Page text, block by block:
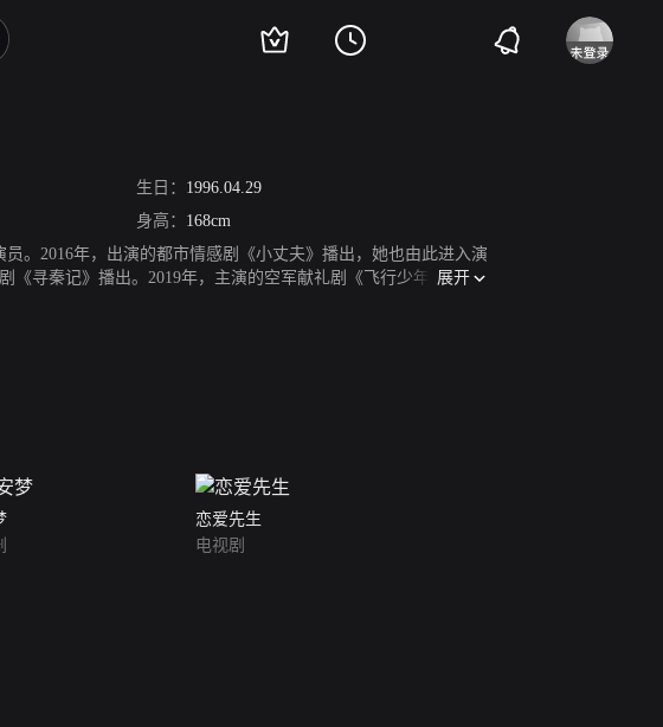
生日： 1996.04.29
身高： 168cm
。2016年，出演的都市情感剧《小丈夫》播出，她也由此进入演
《寻秦记》播出。2019年，主演的空军献礼剧《飞行少年》和古
出；同年，主演古装爱情剧《安乐传》。2022年，主演古代传奇
展开
恋爱先生
电视剧